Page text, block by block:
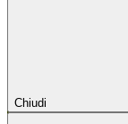
Chiudi